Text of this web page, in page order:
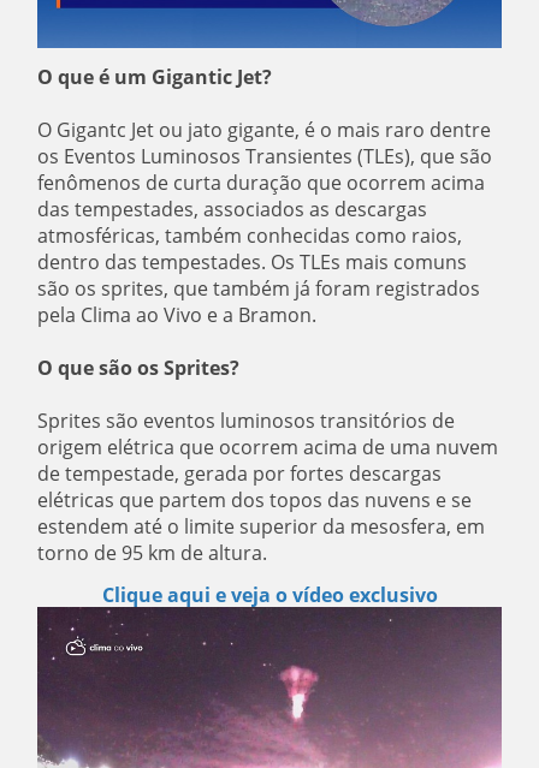
O que é um Gigantic Jet?
O Gigantc Jet ou jato gigante, é o mais raro dentre
os Eventos Luminosos Transientes (TLEs), que são
fenômenos de curta duração que ocorrem acima
das tempestades, associados as descargas
atmosféricas, também conhecidas como raios,
dentro das tempestades. Os TLEs mais comuns
são os sprites, que também já foram registrados
pela Clima ao Vivo e a Bramon.
O que são os Sprites?
Sprites são eventos luminosos transitórios de
origem elétrica que ocorrem acima de uma nuvem
de tempestade, gerada por fortes descargas
elétricas que partem dos topos das nuvens e se
estendem até o limite superior da mesosfera, em
torno de 95 km de altura.
Clique aqui e veja o vídeo exclusivo